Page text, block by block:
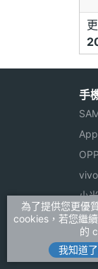
手
vivo
小米
為了提供您更優
cookies，若您繼
的
我知道